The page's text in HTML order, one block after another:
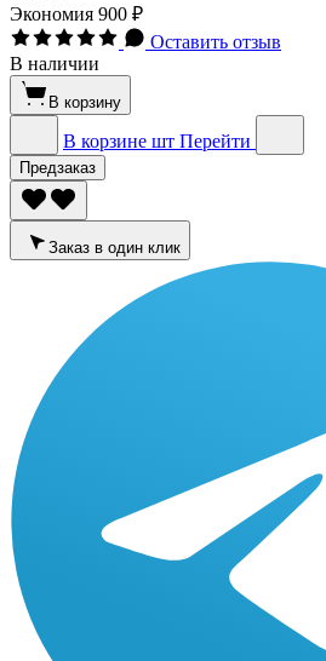
Экономия 900 ₽
Оставить отзыв
В наличии
В корзину
В корзине шт Перейти
Предзаказ
Заказ в один клик